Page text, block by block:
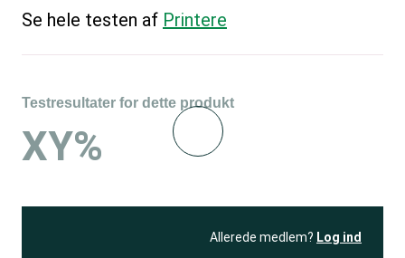
Se hele testen af Printere
Testresultater for dette produkt
XY%
Allerede medlem? Log ind